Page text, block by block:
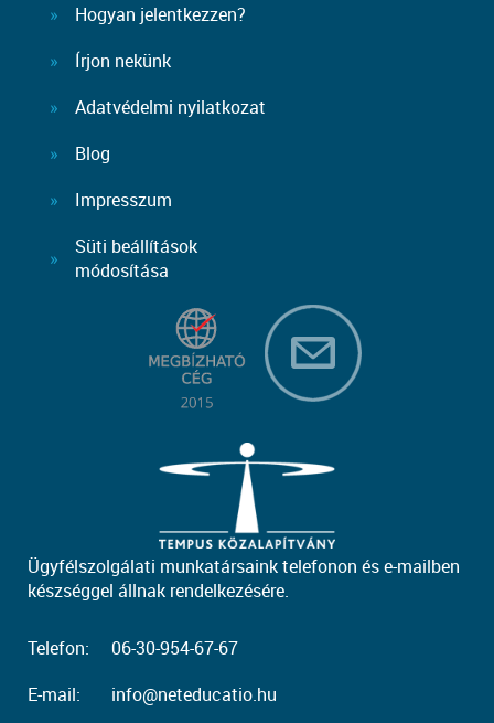
Hogyan jelentkezzen?
Írjon nekünk
Adatvédelmi nyilatkozat
Blog
Impresszum
Süti beállítások
módosítása
Ügyfélszolgálati munkatársaink telefonon és e-mailben
készséggel állnak rendelkezésére.
Telefon:
06-30-954-67-67
E-mail:
info@neteducatio.hu